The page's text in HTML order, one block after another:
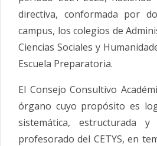
directiva, conformada por
campus, los colegios de
Ciencias Sociales y
Escuela Preparatoria.
El Consejo Consultivo
órgano cuyo propósito es
sistemática, estructurada y
profesorado del CETYS, en